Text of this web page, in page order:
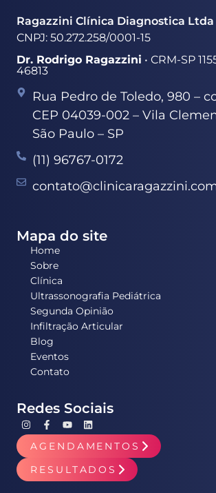
Ragazzini Clínica Diagnostica Ltda
CNPJ: 50.272.258/0001-15
Dr. Rodrigo Ragazzini • CRM-SP
46813
Rua Pedro de Toledo, 980 –
CEP 04039-002 – Vila
São Paulo – SP
(11) 96767-0172
Mapa do site
Home
Sobre
Clínica
Ultrassonografia Pediátrica
Segunda Opinião
Infiltração Articular
Blog
Eventos
Contato
Redes Sociais
AGENDAMENTOS
RESULTADOS